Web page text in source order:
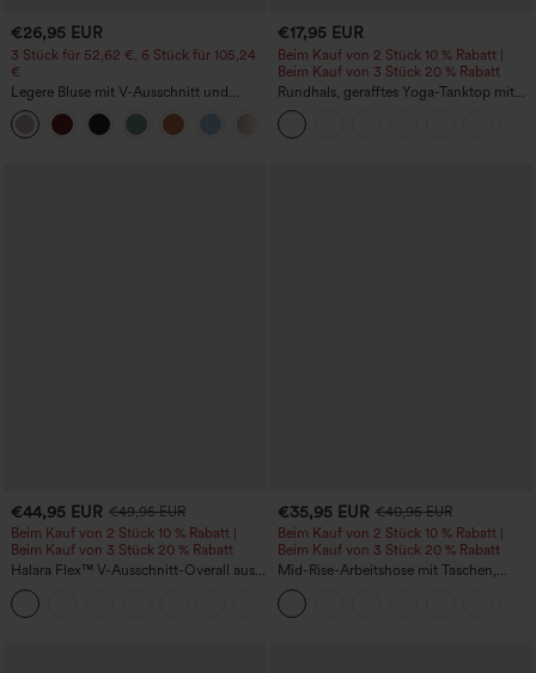
€26,95 EUR
3 Stück für 52,62 €, 6 Stück für 105,24
€
Legere Bluse mit V-Ausschnitt und
kurzen Puffärmeln
€17,95 EUR
Beim Kauf von 2 Stück 10 % Rabatt |
Beim Kauf von 3 Stück 20 % Rabatt
Rundhals, gerafftes Yoga-Tanktop mit
Cool-Touch-Effekt – UPF50+
€44,95 EUR €49,95 EUR
Beim Kauf von 2 Stück 10 % Rabatt |
Beim Kauf von 3 Stück 20 % Rabatt
Halara Flex™ V-Ausschnitt-Overall aus
gewaschenem Denim mit Taschen –
lässig
€35,95 EUR €40,95 EUR
Beim Kauf von 2 Stück 10 % Rabatt |
Beim Kauf von 3 Stück 20 % Rabatt
Mid-Rise-Arbeitshose mit Taschen,
Barrel-Leg und weiter Passform